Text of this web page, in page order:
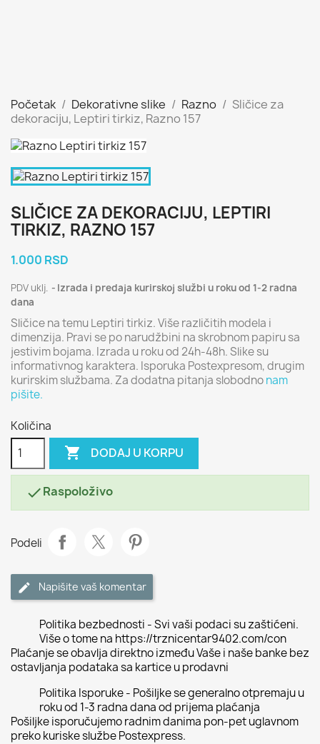
Početak Dekorativne slike Razno
Sličice za
dekoraciju, Leptiri tirkiz, Razno 157
SLIČICE ZA DEKORACIJU, LEPTIRI
TIRKIZ, RAZNO 157
1.000 RSD
PDV uklj.
Izrada i predaja kurirskoj službi u roku od 1-2 radna
dana
Sličice na temu Leptiri tirkiz. Više različitih modela i
dimenzija. Pravi se po narudžbini na skrobnom papiru sa
jestivim bojama. Izrada u roku od 24h-48h. Slike su
informativnog karaktera. Isporuka Postexpresom, drugim
kurirskim službama. Za dodatna pitanja slobodnonam
pišite.
Količina
 DODAJ U KORPU
Raspoloživo
Podeli
Napišite vaš komentar
Politika bezbednosti - Svi vaši podaci su zaštićeni.
Više o tome na https://trznicentar9402.com/con
Plaćanje se obavlja direktno između Vaše i naše banke bez
ostavljanja podataka sa kartice u prodavni
Politika Isporuke - Pošiljke se generalno otpremaju u
roku od 1-3 radna dana od prijema plaćanja
Pošiljke isporučujemo radnim danima pon-pet uglavnom
preko kuriske službe Postexpress.